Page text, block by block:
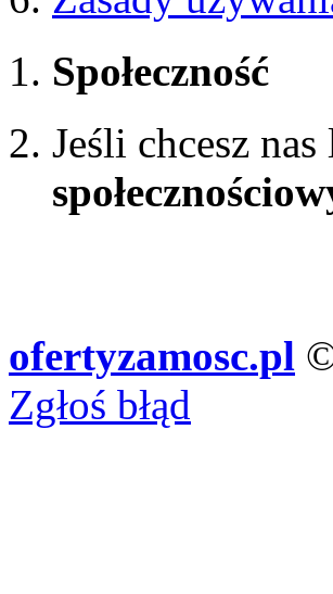
Społeczność
Jeśli chcesz
ofertyzamosc.pl
Zgłoś błąd